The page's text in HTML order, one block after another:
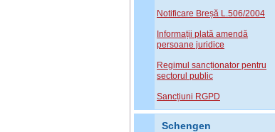
Notificare Breșă L.506/2004
Informații plată amendă
persoane juridice
Regimul sancționator pentru
sectorul public
Sancțiuni RGPD
Schengen